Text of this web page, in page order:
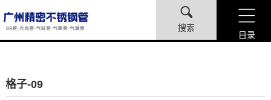
搜索
目录
格子-09